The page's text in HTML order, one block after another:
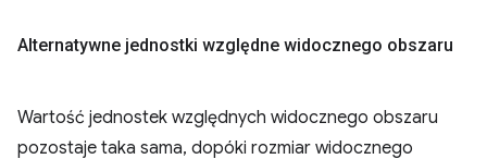
Alternatywne jednostki względne widocznego obszaru
Wartość jednostek względnych widocznego obszaru
pozostaje taka sama, dopóki rozmiar widocznego